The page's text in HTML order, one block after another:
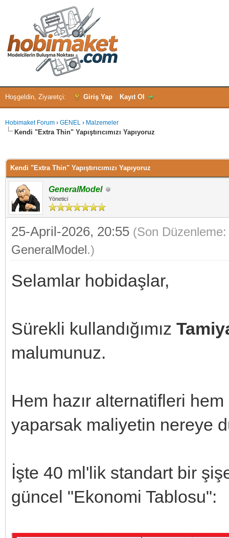
Hoşgeldin, Ziyaretçi: Giriş Yap Kayıt Ol
Hobimaket Forum › GENEL › Malzemeler
Kendi "Extra Thin" Yapıştırıcımızı Yapıyoruz
Kendi "Extra Thin" Yapıştırıcımızı Yapıyoruz
GeneralModel
Yönetici
25-April-2026, 20:55 (Son
GeneralModel.)
Selamlar hobidaşlar,
Sürekli kullandığımız
malumunuz.
Hem hazır alternatifleri hem
yaparsak maliyetin nereye
İşte 40 ml'lik standart bir
güncel "Ekonomi Tablosu":